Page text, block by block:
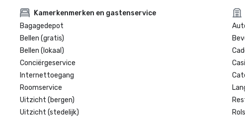
Kamerkenmerken en gastenservice
Bagagedepot
Bellen (gratis)
Bellen (lokaal)
Conciërgeservice
Internettoegang
Roomservice
Uitzicht (bergen)
Uitzicht (stedelijk)